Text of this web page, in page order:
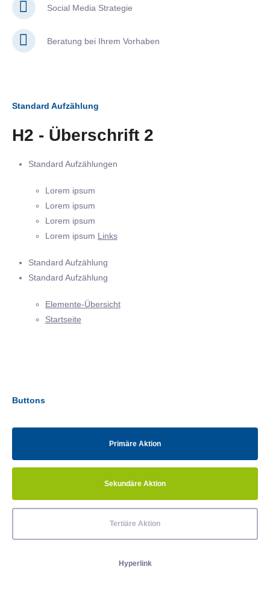
Social Media Strategie
Beratung bei Ihrem Vorhaben
Standard Aufzählung
H2 - Überschrift 2
Standard Aufzählungen
Lorem ipsum
Lorem ipsum
Lorem ipsum
Lorem ipsum Links
Standard Aufzählung
Standard Aufzählung
Elemente-Übersicht
Startseite
Buttons
Primäre Aktion
Sekundäre Aktion
Tertiäre Aktion
Hyperlink